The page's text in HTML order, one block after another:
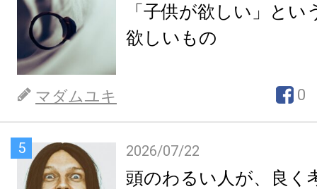
「子供が欲しい」とい
欲しいもの
マダムユキ 0
5 2026/07/22
頭のわるい人が、良く